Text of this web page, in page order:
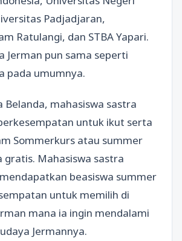
Padjadjaran,
Ratulangi, dan STBA Yapari.
Jerman pun sama seperti
pada umumnya.
Belanda, mahasiswa sastra
untuk ikut serta
Sommerkurs atau summer
gratis. Mahasiswa sastra
beasiswa summer
untuk memilih di
mana ia ingin mendalami
Jermannya.